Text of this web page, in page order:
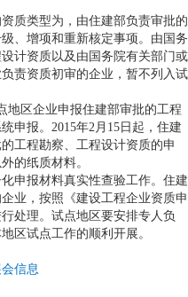
质类型为，由住建部负责审批的
、增项和重新核定事项。由国务
计资质以及由国务院有关部门或
责资质初审的企业，暂不列入试
地区企业申报住建部审批的工程
申报。 2015年2月 15 日起，住建
工程勘察、工程设计资质的申
的纸质材料。
申报材料真实性查验工作。住建
业，按照《建设工程企业资质申
处理。试点地区要安排专人负
区试点工作的顺利开展。
信息